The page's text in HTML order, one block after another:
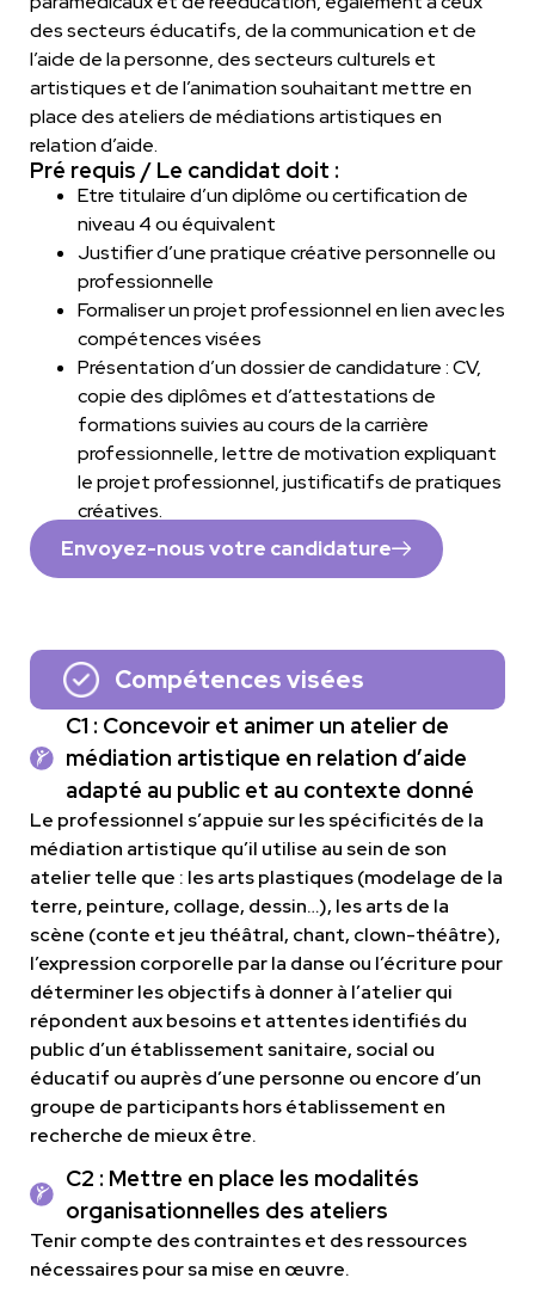
des secteurs éducatifs, de la communication et de
l’aide de la personne, des secteurs culturels et
artistiques et de l’animation souhaitant mettre en
place des ateliers de médiations artistiques en
relation d’aide.
Pré requis / Le candidat doit :
Etre titulaire d’un diplôme ou certification de
niveau 4 ou équivalent
Justifier d’une pratique créative personnelle ou
professionnelle
Formaliser un projet professionnel en lien avec les
compétences visées
Présentation d’un dossier de candidature : CV,
copie des diplômes et d’attestations de
formations suivies au cours de la carrière
professionnelle, lettre de motivation expliquant
le projet professionnel, justificatifs de pratiques
créatives.
Envoyez-nous votre candidature
Compétences visées
C1 : Concevoir et animer un atelier de
médiation artistique en relation d’aide
adapté au public et au contexte donné
Le professionnel s’appuie sur les spécificités de la
médiation artistique qu’il utilise au sein de son
atelier telle que : les arts plastiques (modelage de la
terre, peinture, collage, dessin…), les arts de la
scène (conte et jeu théâtral, chant, clown-théâtre),
l’expression corporelle par la danse ou l’écriture pour
déterminer les objectifs à donner à l’atelier qui
répondent aux besoins et attentes identifiés du
public d’un établissement sanitaire, social ou
éducatif ou auprès d’une personne ou encore d’un
groupe de participants hors établissement en
recherche de mieux être.
C2 : Mettre en place les modalités
organisationnelles des ateliers
Tenir compte des contraintes et des ressources
nécessaires pour sa mise en œuvre.